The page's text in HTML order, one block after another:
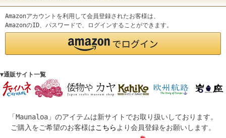
Amazonアカウントを利用して会員登録されたお客様は、
AmazonのID、パスワードで、ログインすることができます。
▼通販サイト一覧
「Maunaloa」のアイテムは新サイトでお取り扱いしております。
ご購入をご希望のお客様はこちら より会員登録をお願いします。